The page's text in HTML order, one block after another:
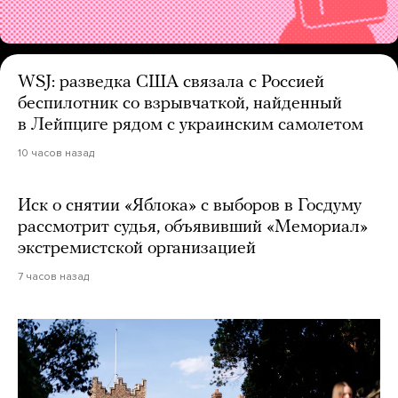
WSJ: разведка США связала с Россией
беспилотник со взрывчаткой, найденный
в Лейпциге рядом с украинским самолетом
10 часов назад
Иск о снятии «Яблока» с выборов в Госдуму
рассмотрит судья, объявивший «Мемориал»
экстремистской организацией
7 часов назад